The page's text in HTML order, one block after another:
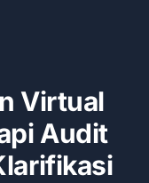
Virtual
Audit